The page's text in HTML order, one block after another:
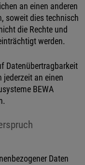
an einen anderen
soweit dies technisch
die Rechte und
werden.
Datenübertragbarkeit
jederzeit an einen
BEWA
Daten